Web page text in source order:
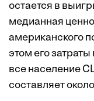
остается в
медианная
американского
этом его
все население
составляет